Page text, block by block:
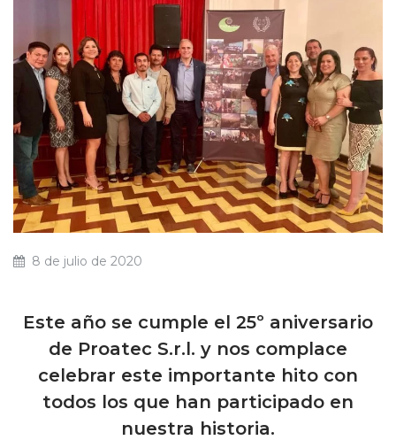
8 de julio de 2020
Este año se cumple el 25º aniversario
de Proatec S.r.l. y nos complace
celebrar este importante hito con
todos los que han participado en
nuestra historia.